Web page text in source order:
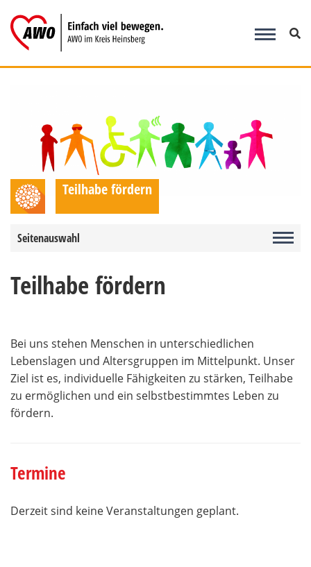
Inhalt
springen
Teilhabe fördern
Seitenauswahl
Teilhabe fördern
Bei uns stehen Menschen in unterschiedlichen
Lebenslagen und Altersgruppen im Mittelpunkt. Unser
Ziel ist es, individuelle Fähigkeiten zu stärken, Teilhabe
zu ermöglichen und ein selbstbestimmtes Leben zu
fördern.
Termine
Derzeit sind keine Veranstaltungen geplant.